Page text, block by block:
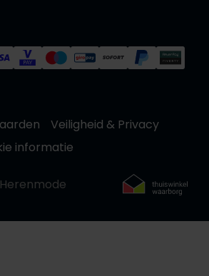
Veiligheid & Privacy
informatie